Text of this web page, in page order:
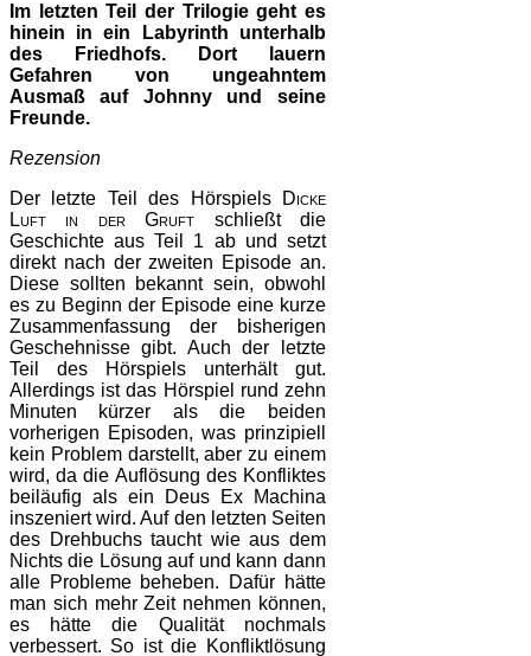
Im letzten Teil der Trilogie geht es
hinein in ein Labyrinth unterhalb
des Friedhofs. Dort lauern
Gefahren von ungeahntem
Ausmaß auf Johnny und seine
Freunde.
Rezension
Der letzte Teil des Hörspiels
Dicke
Luft in der Gruft schließt die
Geschichte aus Teil 1 ab und setzt
direkt nach der zweiten Episode an.
Diese sollten bekannt sein, obwohl
es zu Beginn der Episode eine kurze
Zusammenfassung der bisherigen
Geschehnisse gibt. Auch der letzte
Teil des Hörspiels unterhält gut.
Allerdings ist das Hörspiel rund zehn
Minuten kürzer als die beiden
vorherigen Episoden, was prinzipiell
kein Problem darstellt, aber zu einem
wird, da die Auflösung des Konfliktes
beiläufig als ein Deus Ex Machina
inszeniert wird. Auf den letzten Seiten
des Drehbuchs taucht wie aus dem
Nichts die Lösung auf und kann dann
alle Probleme beheben. Dafür hätte
man sich mehr Zeit nehmen können,
es hätte die Qualität nochmals
verbessert. So ist die Konfliktlösung